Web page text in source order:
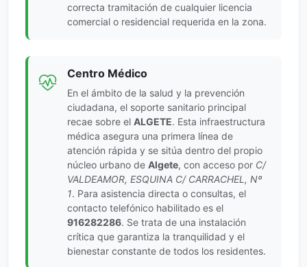
correcta tramitación de cualquier licencia
comercial o residencial requerida en la zona.
Centro Médico
En el ámbito de la salud y la prevención
ciudadana, el soporte sanitario principal
recae sobre el ALGETE. Esta infraestructura
médica asegura una primera línea de
atención rápida y se sitúa dentro del propio
núcleo urbano de Algete, con acceso por C/
VALDEAMOR, ESQUINA C/ CARRACHEL, Nº
1. Para asistencia directa o consultas, el
contacto telefónico habilitado es el
916282286. Se trata de una instalación
crítica que garantiza la tranquilidad y el
bienestar constante de todos los residentes.